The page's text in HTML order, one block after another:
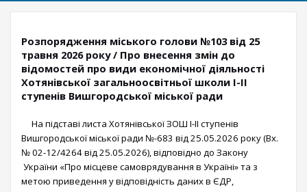
Розпорядження міського голови №103 від 25
травня 2026 року / Про внесення змін до
відомостей про види економічної діяльності
Хотянівської загальноосвітньої школи I-II
ступенів Вишгородської міської ради
На підставі листа Хотянівської ЗОШ I-II ступенів
Вишгородської міської ради №-683 від 25.05.2026 року (Вх.
№ 02-12/4264 від 25.05.2026), відповідно до Закону
України «Про місцеве самоврядування в Україні» та з
метою приведення у відповідність даних в ЄДР,